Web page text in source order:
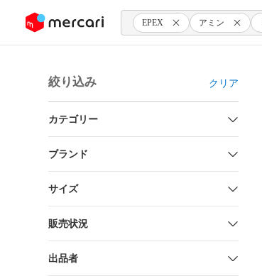
ツにスキップ EPEX アミン
絞り込み クリア
カテゴリー
ブランド
サイズ
販売状況
出品者